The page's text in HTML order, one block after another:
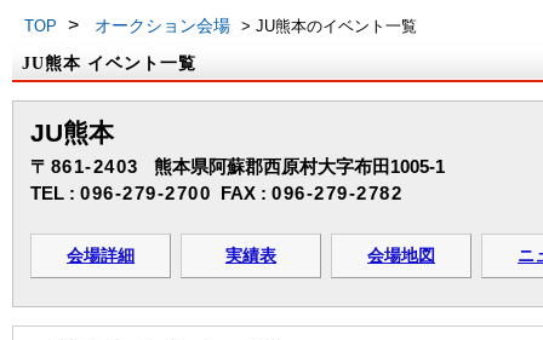
TOP > オークション会場 > JU熊本のイベント一覧
JU熊本 イベント一覧
JU熊本
〒861-2403 熊本県阿蘇郡西原村大字布田1005-1
TEL : 096-279-2700 FAX :096-279-2782
会場詳細 実績表 会場地図 ニ